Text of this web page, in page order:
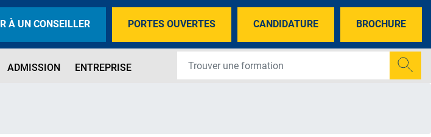
À UN CONSEILLER PORTES OUVERTES CANDIDATURE BROCHURE
ADMISSION ENTREPRISE